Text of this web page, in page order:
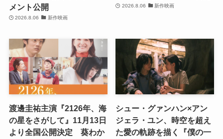
メント公開
2026.8.06 新作映画
2026.8.06 新作映画
渡邊圭祐主演『2126年、海
の星をさがして』11月13日
より全国公開決定 葵わか
シュー・グァンハン×アン
ジェラ・ユン、時空を超え
た愛の軌跡を描く『僕の一